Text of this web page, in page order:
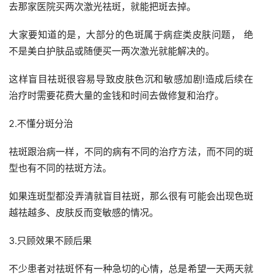
去那家医院买两次激光祛斑，就能把斑去掉。
大家要知道的是，大部分的色斑属于病症类皮肤问题， 绝
不是美白护肤品或随便买一两次激光就能解决的。
这样盲目祛斑很容易导致皮肤色沉和敏感加剧!造成后续在
治疗时需要花费大量的金钱和时间去做修复和治疗。
2.不懂分斑分治
祛斑跟治病一样，不同的病有不同的治疗方法，而不同的斑
型也有不同的祛斑方法。
如果连斑型都没弄清就盲目祛斑，那么很有可能会出现色斑
越祛越多、皮肤反而变敏感的情况。
3.只顾效果不顾后果
不少患者对祛斑怀有一种急切的心情，总是希望一天两天就